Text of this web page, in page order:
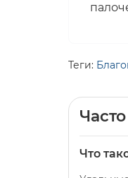
Теги:
Что